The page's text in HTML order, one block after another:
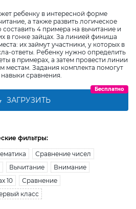
ребенку в интересной форме
а также развить логическое
4 примера на вычитание и
в гонке зайцах. За линией финиша
их займут участники, у которых в
ответы. Ребенку нужно определить
в примерах, а затем провести линии
местам. Задания комплекта помогут
сравнения.
ЗАГРУЗИТЬ
Бесплатно
фильтры:
Сравнение чисел
Вычитание
Внимание
10
Сравнение
класс